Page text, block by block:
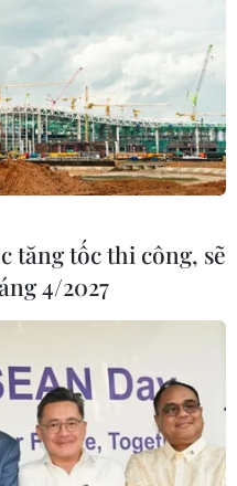
nuôi lợn "vỗ béo" sử
kiểm soát chặt chẽ
mối
minh bạch bữa ăn
mới
chở hơn 800kg
tăng tốc thi công, sẽ
4/2027